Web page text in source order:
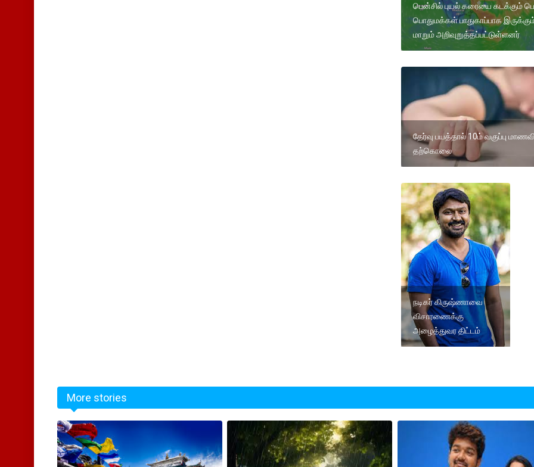
பென்சில் புயல் கரையை கடக்கும்
பொதுமக்கள் பாதுகாப்பாக
மாறும் அறிவுறுத்தப்பட்டுள்ளனர்
தேர்வு பயத்தால் 10ம் வகுப்பு
தற்கொலை
நடிகர் கிருஷ்ணாவை
விசாரணைக்கு
அழைத்துவர திட்டம்
More stories